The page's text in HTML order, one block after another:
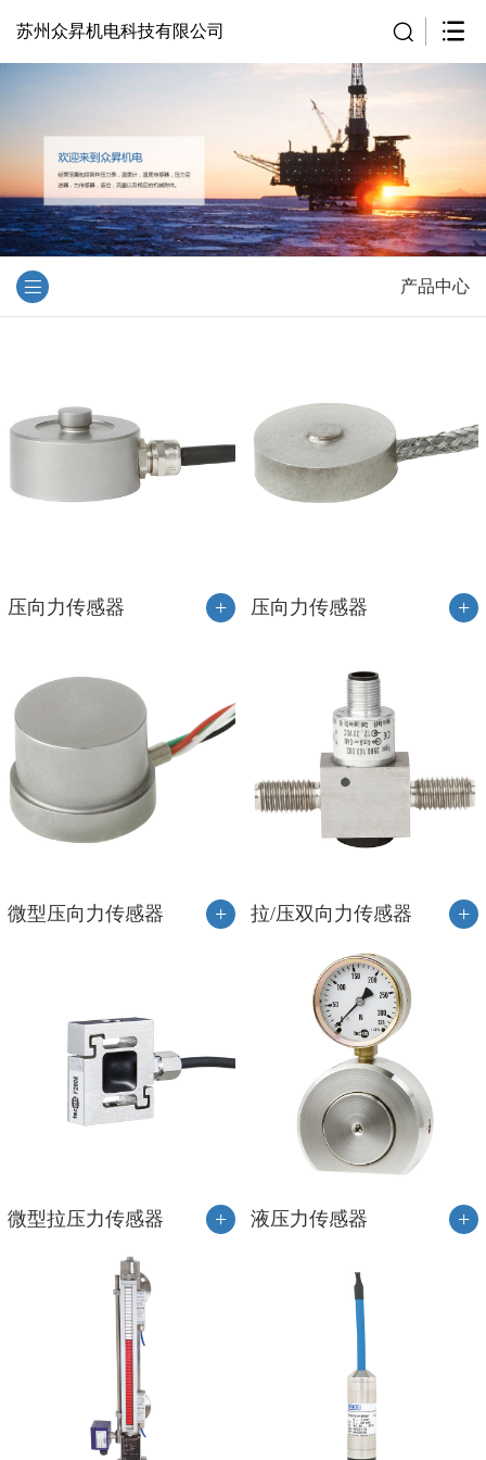
苏州众昇机电科技有限公司
产品中心
压向力传感器 + 压向力传感器 +
微型压向力传感器 + 拉/压双向力传感器 +
微型拉压力传感器 + 液压力传感器 +